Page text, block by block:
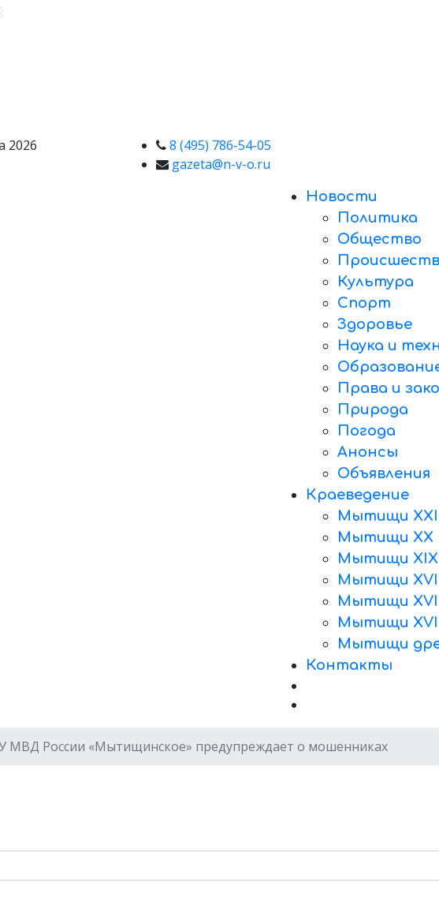
2026
8 (495) 786-54-05
gazeta@n-v-o.ru
Новости
Политика
Общество
Культура
Спорт
Здоровье
Наука и
Права и
Природа
Погода
Анонсы
Объявления
Краеведение
Мытищи XXI
Мытищи XX
Мытищи XIX
Мытищи
Мытищи
Мытищи XVI
Мытищи
Контакты
МВД России «Мытищинское» предупреждает о мошенниках